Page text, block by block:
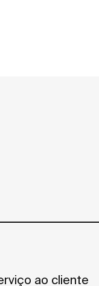
ao cliente